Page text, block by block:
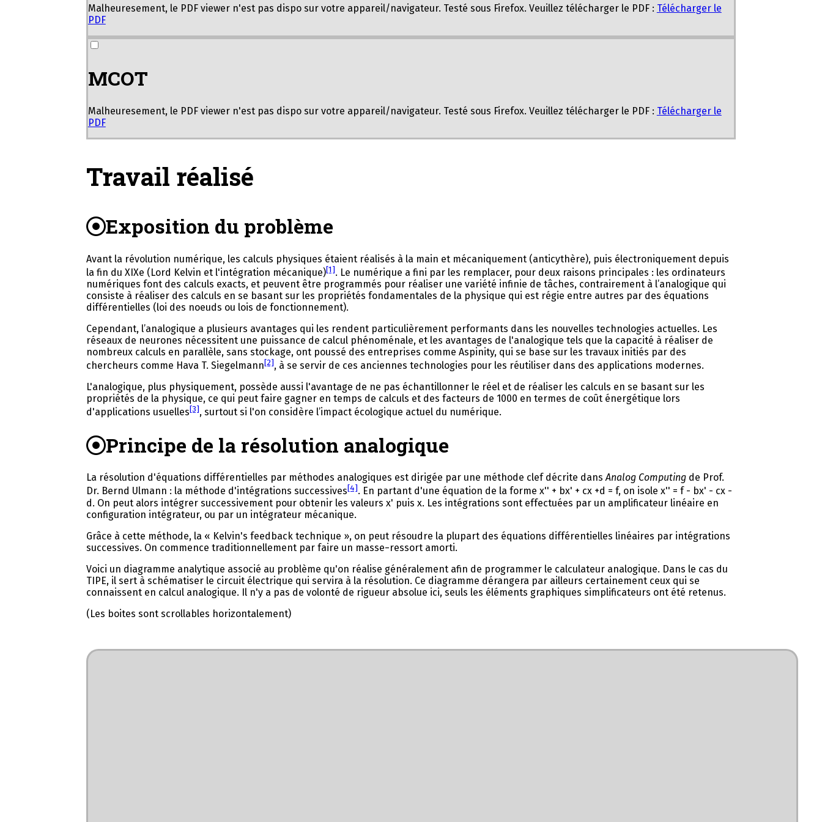
Malheuresement, le PDF viewer n'est pas dispo sur votre appareil/navigateur. Testé sous Firefox. Veuillez télécharger le PDF : Télécharger le
PDF
MCOT
Malheuresement, le PDF viewer n'est pas dispo sur votre appareil/navigateur. Testé sous Firefox. Veuillez télécharger le PDF : Télécharger le
PDF
Travail réalisé
Exposition du problème
Avant la révolution numérique, les calculs physiques étaient réalisés à la main et mécaniquement (anticythère), puis électroniquement depuis
la fin du XIXe (Lord Kelvin et l'intégration mécanique)[1]. Le numérique a fini par les remplacer, pour deux raisons principales : les ordinateurs
numériques font des calculs exacts, et peuvent être programmés pour réaliser une variété infinie de tâches, contrairement à l’analogique qui
consiste à réaliser des calculs en se basant sur les propriétés fondamentales de la physique qui est régie entre autres par des équations
différentielles (loi des noeuds ou lois de fonctionnement).
Cependant, l’analogique a plusieurs avantages qui les rendent particulièrement performants dans les nouvelles technologies actuelles. Les
réseaux de neurones nécessitent une puissance de calcul phénoménale, et les avantages de l'analogique tels que la capacité à réaliser de
nombreux calculs en parallèle, sans stockage, ont poussé des entreprises comme Aspinity, qui se base sur les travaux initiés par des
chercheurs comme Hava T. Siegelmann[2], à se servir de ces anciennes technologies pour les réutiliser dans des applications modernes.
L'analogique, plus physiquement, possède aussi l'avantage de ne pas échantillonner le réel et de réaliser les calculs en se basant sur les
propriétés de la physique, ce qui peut faire gagner en temps de calculs et des facteurs de 1000 en termes de coût énergétique lors
d'applications usuelles[3], surtout si l'on considère l’impact écologique actuel du numérique.
Principe de la résolution analogique
La résolution d'équations différentielles par méthodes analogiques est dirigée par une méthode clef décrite dansAnalog Computingde Prof.
Dr. Bernd Ulmann : la méthode d'intégrations successives[4]. En partant d'une équation de la forme x'' + bx' + cx +d = f, on isole x'' = f - bx' - cx -
d. On peut alors intégrer successivement pour obtenir les valeurs x' puis x. Les intégrations sont effectuées par un amplificateur linéaire en
configuration intégrateur, ou par un intégrateur mécanique.
Grâce à cette méthode, la « Kelvin's feedback technique », on peut résoudre la plupart des équations différentielles linéaires par intégrations
successives. On commence traditionnellement par faire un masse−ressort amorti.
Voici un diagramme analytique associé au problème qu'on réalise généralement afin de programmer le calculateur analogique. Dans le cas du
TIPE, il sert à schématiser le circuit électrique qui servira à la résolution. Ce diagramme dérangera par ailleurs certainement ceux qui se
connaissent en calcul analogique. Il n'y a pas de volonté de rigueur absolue ici, seuls les éléments graphiques simplificateurs ont été retenus.
(Les boites sont scrollables horizontalement)